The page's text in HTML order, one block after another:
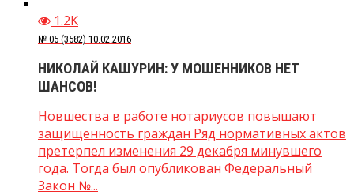
1.2K
№ 05 (3582) 10.02.2016
НИКОЛАЙ КАШУРИН: У МОШЕННИКОВ НЕТ
ШАНСОВ!
Новшества в работе нотариусов повышают
защищенность граждан Ряд нормативных актов
претерпел изменения 29 декабря минувшего
года. Тогда был опубликован Федеральный
Закон №...